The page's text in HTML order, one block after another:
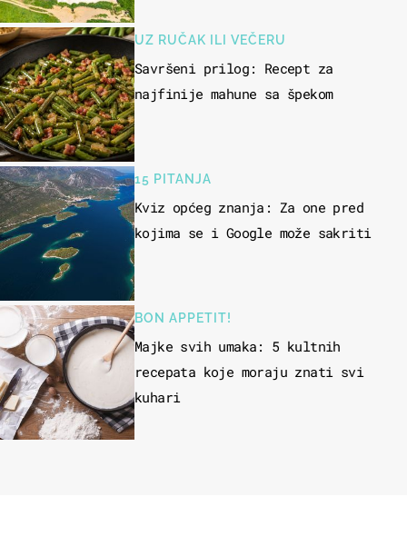
UZ RUČAK ILI VEČERU
Savršeni prilog: Recept za
najfinije mahune sa špekom
15 PITANJA
Kviz općeg znanja: Za one pred
kojima se i Google može sakriti
BON APPETIT!
Majke svih umaka: 5 kultnih
recepata koje moraju znati svi
kuhari